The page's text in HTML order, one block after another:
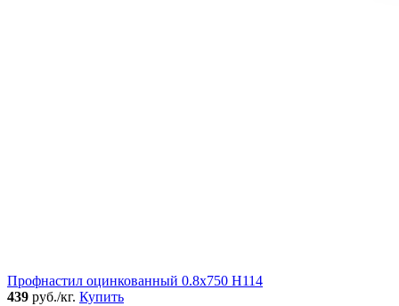
Профнастил оцинкованный 0.8x750 Н114
439 руб./кг. Купить